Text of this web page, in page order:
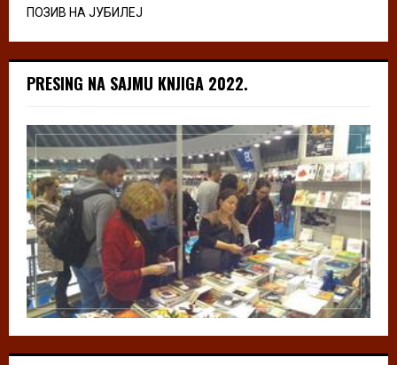
ПОЗИВ НА ЈУБИЛЕЈ
PRESING NA SAJMU KNJIGA 2022.